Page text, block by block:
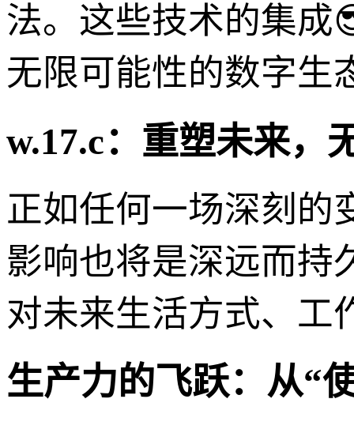
法。这些技术的集成
无限可能性的数字生
w.17.c：重塑未来，
正如任何一场深刻的
影响也将是深远而持
对未来生活方式、工
生产力的飞跃：从“